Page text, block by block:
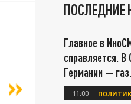
ПОСЛЕДНИЕ
Главное в
справляется.
Германии —
11:00